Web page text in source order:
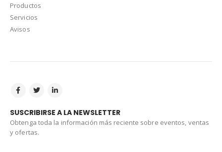
Productos
Servicios
Avisos
SUSCRIBIRSE A LA NEWSLETTER
Obtenga toda la información más reciente sobre eventos, ventas
y ofertas.